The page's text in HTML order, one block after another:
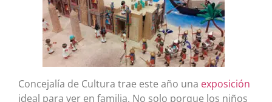
Concejalía de Cultura trae este año una exposición
ideal para ver en familia. No solo porque los niños